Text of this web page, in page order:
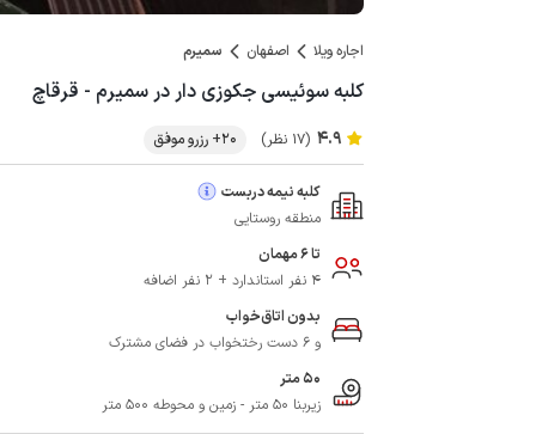
اجاره ویلا اصفهان سمیرم
کلبه سوئیسی جکوزی دار در سمیرم - قرقاچ
4.9 (17 نظر) 20+ رزرو موفق
کلبه نیمه دربست
منطقه روستایی
تا 6 مهمان
4 نفر استاندارد + 2 نفر اضافه
بدون اتاق‌خواب
و 6 دست رختخواب در فضای مشترک
50 متر
زیربنا 50 متر - زمین و محوطه 500 متر